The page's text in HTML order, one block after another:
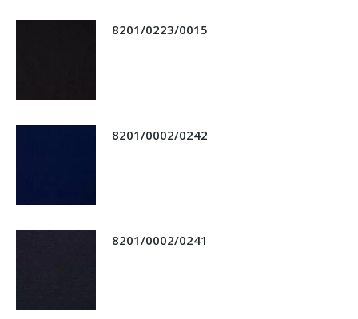
8201/0223/0015
8201/0002/0242
8201/0002/0241